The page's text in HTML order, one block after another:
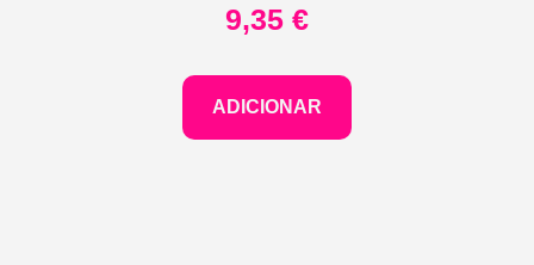
9,35 €
ADICIONAR